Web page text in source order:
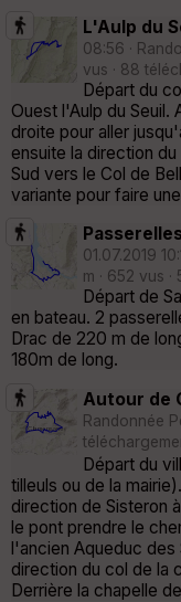
L'Aulp du
08:56 ·
vus · 88
Départ du
Ouest l'Aulp du Seuil.
droite pour aller
ensuite la direction
Sud vers le Col de
variante pour faire
01.07.2019
m · 652 vus
Départ de
en bateau. 2
Drac de 220 m de
180m de long.
Autour de
Randonnée
Départ du
tilleuls ou de la
direction de Sisteron
le pont prendre le
l'ancien Aqueduc des
direction du col de la
Derrière la chapelle